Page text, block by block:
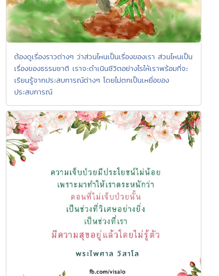
ต้องดูเรื่องราวต่างๆ ว่าส่วนไหนเป็นเรื่องของเรา ส่วนไหนเป็น
เรื่องของธรรมชาติ เราจะดำเนินชีวิตอย่างไรให้เราพร้อมที่จะ
เรียนรู้จากประสบการณ์ต่างๆ โดยไม่ตกเป็นเหยื่อของ
ประสบการณ์